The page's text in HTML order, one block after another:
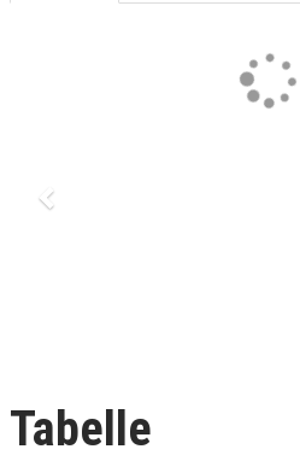
Tabelle